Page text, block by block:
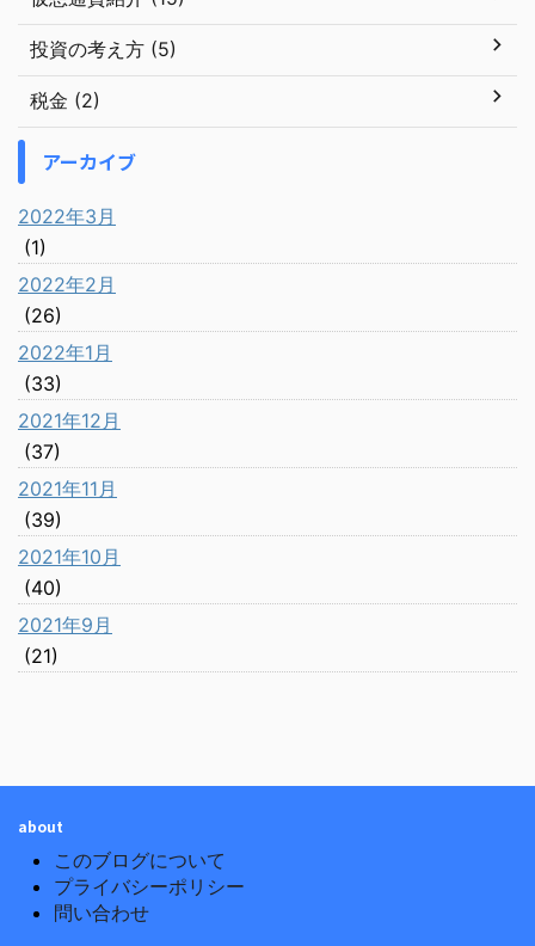
投資の考え方 (5)
税金 (2)
アーカイブ
2022年3月
(1)
2022年2月
(26)
2022年1月
(33)
2021年12月
(37)
2021年11月
(39)
2021年10月
(40)
2021年9月
(21)
about
このブログについて
プライバシーポリシー
問い合わせ